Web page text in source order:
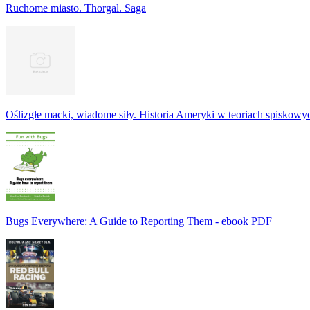
Ruchome miasto. Thorgal. Saga
Oślizgłe macki, wiadome siły. Historia Ameryki w teoriach
Bugs Everywhere: A Guide to Reporting Them - ebook PDF